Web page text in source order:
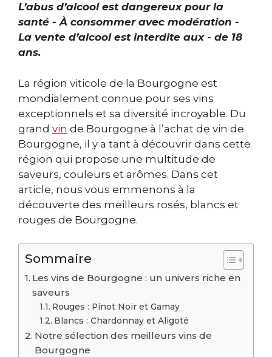
L’abus d’alcool est dangereux pour la
santé - À consommer avec modération -
La vente d’alcool est interdite aux - de 18
ans.
La région viticole de la Bourgogne est
mondialement connue pour ses vins
exceptionnels et sa diversité incroyable. Du
grand vin de Bourgogne à l’achat de vin de
Bourgogne, il y a tant à découvrir dans cette
région qui propose une multitude de
saveurs, couleurs et arômes. Dans cet
article, nous vous emmenons à la
découverte des meilleurs rosés, blancs et
rouges de Bourgogne.
Sommaire
Les vins de Bourgogne : un univers riche en
saveurs
Rouges : Pinot Noir et Gamay
Blancs : Chardonnay et Aligoté
Notre sélection des meilleurs vins de
Bourgogne